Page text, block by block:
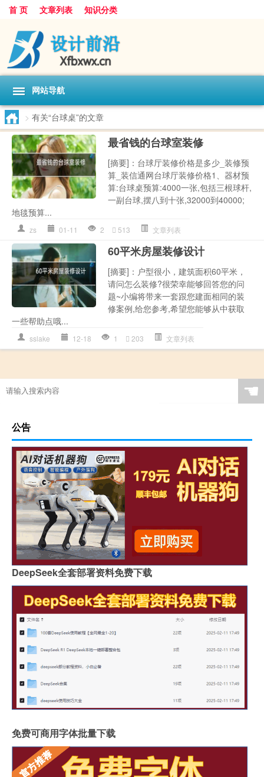
首 页 文章列表 知识分类
网站导航
> 有关“台球桌”的文章
最省钱的台球室装修
[摘要]：台球厅装修价格是多少_装修预
算_装信通网台球厅装修价格1、器材预
算:台球桌预算:4000一张,包括三根球杆,
一副台球,摆八到十张,32000到40000;
地毯预算...
zs 01-11 2 513 文章列表
60平米房屋装修设计
[摘要]：户型很小，建筑面积60平米，
请问怎么装修?很荣幸能够回答您的问
题~小编将带来一套跟您建面相同的装
修案例,给您参考,希望您能够从中获取
一些帮助点哦...
sslake 12-18 1 203 文章列表
☚
公告
DeepSeek全套部署资料免费下载
免费可商用字体批量下载